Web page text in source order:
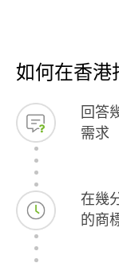
如何在香港
回答
需求
在幾
的商